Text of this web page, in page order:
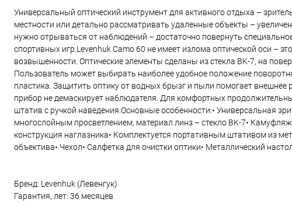
Универсальный оптический инструмент для активного отдыха –
местности или детально рассматривать удаленные объекты –
нужно отрываться от наблюдений – достаточно повернуть
спортивных игр.Levenhuk Camo 60 не имеет излома оптической оси –
возвышенности. Оптические элементы сделаны из стекла BK-7, на
Пользователь может выбирать наиболее удобное положение
пластика. Защитить оптику от водных брызг и пыли помогает
прибор не демаскирует наблюдателя. Для комфортных
штатив с ручкой наведения.Основные особенности:• Универсальная
многослойным просветлением, материал линз – стекло BK-7•
конструкция наглазника• Комплектуется портативным штативом из
объектива• Чехол• Салфетка для очистки оптики• Металлический
Бренд: Levenhuk (Левенгук)
Гарантия, лет: 36 месяцев